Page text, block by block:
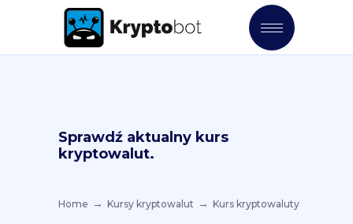
Sprawdź aktualny kurs
kryptowalut.
Home Kursy kryptowalut Kurs kryptowaluty